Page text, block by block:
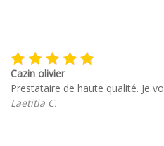
Cazin olivier
Prestataire de haute qualité. Je
Laetitia C.